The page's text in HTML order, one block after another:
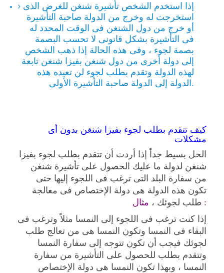
إذا استخدم الشخص تأشيرة شنغن للغرض الذى
استخرجت له وخرج من الدولة صاحبة التأشيرة
أو خرج من دول الشنغن فى الوقت المحدد له
فى التأشيرة بشكل قانونى لا تحسب البصمة
بصمة لجوء ، وفى هذه الحالة إذا ذهب الشخص
إلى دولة أخرى من دول شنغن بفيزا شنغن تابعة
لهذه الدولة وتقدم بطلب لجوء لن تعيده هذه
الدولة إلى الدولة صاحبة التأشيرة الأولى.
كيف تتقدم بطلب لجوء بفيزا شنغن بدون أى
مشكلات
الحل بسيط جداً إذا أردت أن تتقدم بطلب لجوء بفيزا
شنغن لدولة ما عليك الحصول على تأشيرة شنغن
من سفارة البلد التى ترغب فى اللجوء إليها حتى
تكون هذه الدولة هى دولة الإختصاص فى معالجة
طلب لجوئك ، مثال :
إذا كنت ترغب فى اللجوء إلى النمسا مثلاً وترغب فى
البقاء فى النمسا وتكون النمسا هى من تعالج طلب
لجوئك فيجب أن تكون تتوجه إلى سفارة النمسا
وتتقدم بطلب للحصول على التأشيرة من سفارة
النمسا ، وبهذا تكون النمسا هى دولة الإختصاص